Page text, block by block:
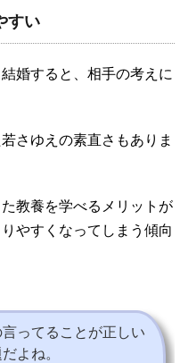
すい
婚すると、相手の考えに
さゆえの素直さもありま
教養を学べるメリットが
やすくなってしまう傾向
ってることが正しい
よね。